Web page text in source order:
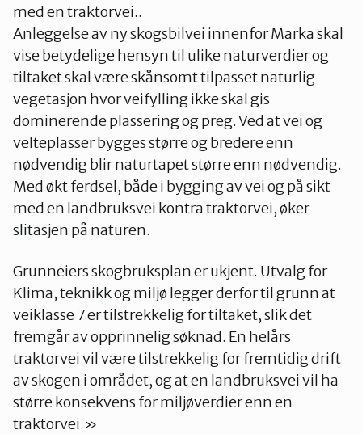
med en traktorvei..
Anleggelse av ny skogsbilvei innenfor Marka skal
vise betydelige hensyn til ulike naturverdier og
tiltaket skal være skånsomt tilpasset naturlig
vegetasjon hvor veifylling ikke skal gis
dominerende plassering og preg. Ved at vei og
velteplasser bygges større og bredere enn
nødvendig blir naturtapet større enn nødvendig.
Med økt ferdsel, både i bygging av vei og på sikt
med en landbruksvei kontra traktorvei, øker
slitasjen på naturen.
Grunneiers skogbruksplan er ukjent. Utvalg for
Klima, teknikk og miljø legger derfor til grunn at
veiklasse 7 er tilstrekkelig for tiltaket, slik det
fremgår av opprinnelig søknad. En helårs
traktorvei vil være tilstrekkelig for fremtidig drift
av skogen i området, og at en landbruksvei vil ha
større konsekvens for miljøverdier enn en
traktorvei.»